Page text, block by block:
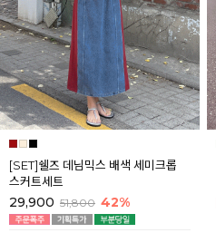
[SET]쉘즈 데님믹스 배색 세미크롭
스커트세트
29,900 51,800 42%